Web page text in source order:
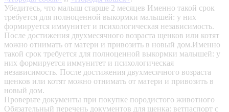
Убедитесь, что малыш старше 2 месяцев Именно такой срок
требуется для полноценной выкормки малышей: у них
формируется иммунитет и психологическая независимость.
После достижения двухмесячного возраста щенков или котят
можно отнимать от матери и привозить в новый дом.Именно
такой срок требуется для полноценной выкормки малышей: у
них формируется иммунитет и психологическая
независимость. После достижения двухмесячного возраста
щенков или котят можно отнимать от матери и привозить в
новый дом.
Проверьте документы при покупке породистого животного
Обязательный перечень документов для щенка: ветпаспорт с